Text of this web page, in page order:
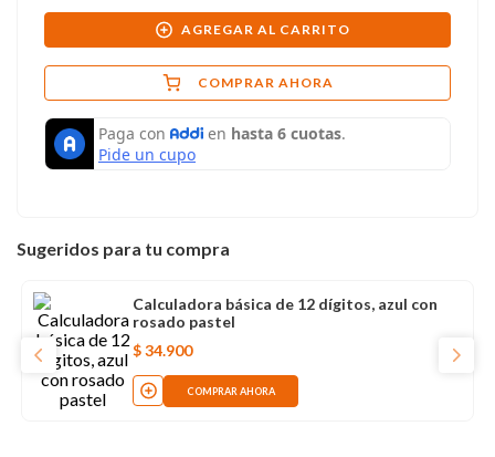
AGREGAR AL CARRITO
COMPRAR AHORA
Sugeridos para tu compra
Calculadora básica de 12 dígitos, azul con
rosado pastel
$34.900
COMPRAR AHORA